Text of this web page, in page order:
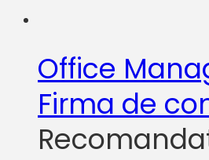
Office
Firma de